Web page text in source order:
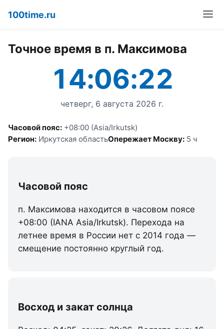
100time.ru
Точное время в п. Максимова
14:06:22
четверг, 6 августа 2026 г.
Часовой пояс: +08:00 (Asia/Irkutsk)
Регион: Иркутская областьОпережает Москву: 5 ч
Часовой пояс
п. Максимова находится в часовом поясе
+08:00 (IANA Asia/Irkutsk). Перехода на
летнее время в России нет с 2014 года —
смещение постоянно круглый год.
Восход и закат солнца